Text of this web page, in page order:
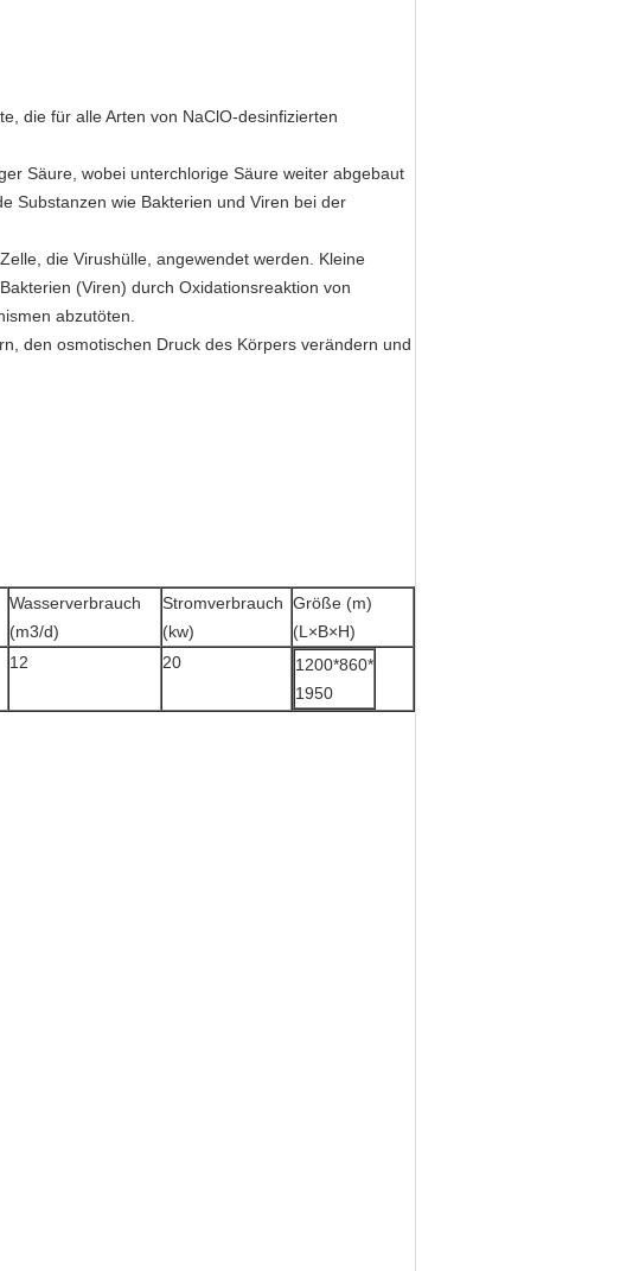
die für alle Arten von NaClO-desinfizierten
Säure, wobei unterchlorige Säure weiter abgebaut
Substanzen wie Bakterien und Viren bei der
die Virushülle, angewendet werden. Kleine
(Viren) durch Oxidationsreaktion von
abzutöten.
den osmotischen Druck des Körpers verändern und
Wasserverbrauch
(m3/d)
Stromverbrauch
(kw)
Größe (m)
(L×B×H)
12 20
1200*860*
1950